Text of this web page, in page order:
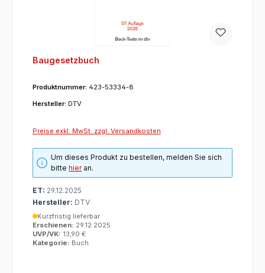
Baugesetzbuch
Produktnummer: 423-53334-8
Hersteller: DTV
Preise exkl. MwSt. zzgl. Versandkosten
Um dieses Produkt zu bestellen, melden Sie sich
bittehieran.
ET: 29.12.2025
Hersteller: DTV
Kurzfristig lieferbar
Erschienen: 29.12.2025
UVP/VK: 13,90 €
Kategorie: Buch